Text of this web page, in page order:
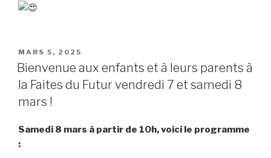
PUBLIÉ
LE
MARS 5, 2025
Bienvenue aux enfants et à leurs parents à
la Faites du Futur vendredi 7 et samedi 8
mars !
Samedi 8 mars à partir de 10h, voici le programme
: